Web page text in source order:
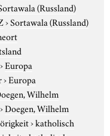
(Russland)
›Sortawala (Russland)
Europa
›Europa
Wilhelm
Doegen, Wilhelm
›katholisch